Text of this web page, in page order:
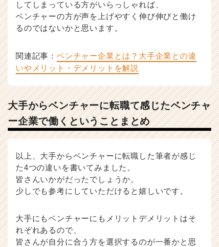
してしまっている方がいらっしゃれば、
ベンチャーの方が声を上げやすく伸び伸びと働け
るのではないかと思います。
関連記事： ベンチャー企業とは？大手企業との違
いやメリット・デメリットを解説
大手からベンチャーに転職て感じたベンチャ
ー企業で働くということまとめ
以上、大手からベンチャーに転職した筆者が感じ
た4つの違いを書いてみました。
皆さんいかがだったでしょうか。
少しでも参考にしていただけると嬉しいです。
大手にもベンチャーにもメリットデメリットはそ
れぞれあるので、
皆さんが自分に合う方を選択するのが一番かと思